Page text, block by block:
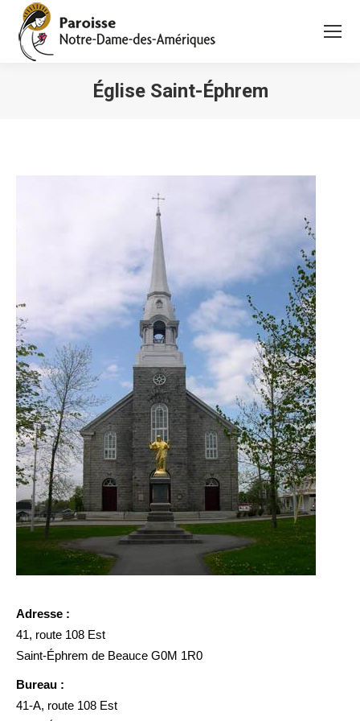
Église Saint-Éphrem
Adresse :
41, route 108 Est
Saint-Éphrem de Beauce G0M 1R0
Bureau :
41-A, route 108 Est